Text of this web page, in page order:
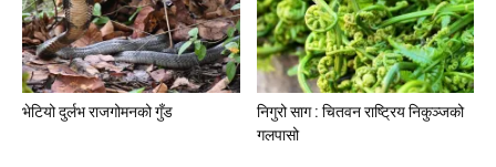
भेटियो दुर्लभ राजगोमनको गुँड
निगुरो साग : चितवन राष्ट्रिय निकुञ्जको
गलपासो